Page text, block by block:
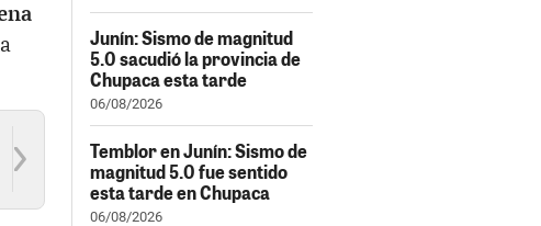
Junín: Sismo de magnitud
5.0 sacudió la provincia de
Chupaca esta tarde
06/08/2026
Temblor en Junín: Sismo de
magnitud 5.0 fue sentido
esta tarde en Chupaca
06/08/2026